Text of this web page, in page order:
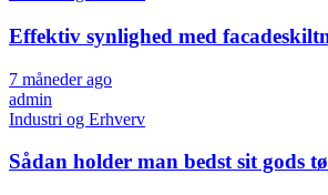
Effektiv synlighed med
7 måneder ago
admin
Industri og Erhverv
Sådan holder man bedst sit gods